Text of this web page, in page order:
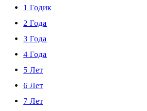
1 Годик
2 Года
3 Года
4 Года
5 Лет
6 Лет
7 Лет